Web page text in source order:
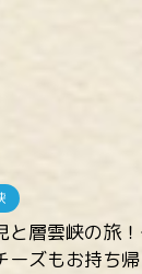
と層雲峡の旅
ーズもお持ち